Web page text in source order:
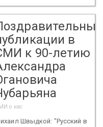
в
к 90-летию
о нас
Швыдкой: "Русский в